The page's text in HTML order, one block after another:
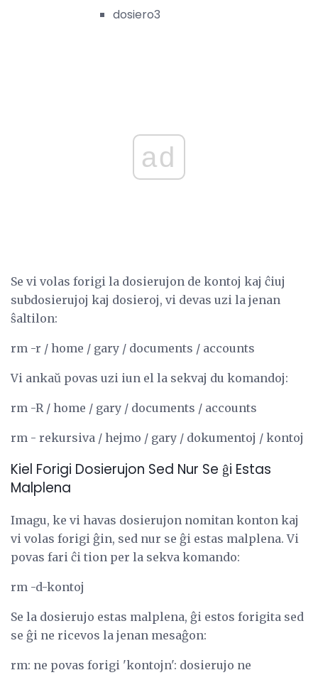
dosiero3
ad
Se vi volas forigi la dosierujon de kontoj kaj ĉiuj
subdosierujoj kaj dosieroj, vi devas uzi la jenan
ŝaltilon:
rm -r / home / gary / documents / accounts
Vi ankaŭ povas uzi iun el la sekvaj du komandoj:
rm -R / home / gary / documents / accounts
rm - rekursiva / hejmo / gary / dokumentoj / kontoj
Kiel Forigi Dosierujon Sed Nur Se ĝi Estas
Malplena
Imagu, ke vi havas dosierujon nomitan konton kaj
vi volas forigi ĝin, sed nur se ĝi estas malplena. Vi
povas fari ĉi tion per la sekva komando:
rm -d-kontoj
Se la dosierujo estas malplena, ĝi estos forigita sed
se ĝi ne ricevos la jenan mesaĝon:
rm: ne povas forigi 'kontojn': dosierujo ne